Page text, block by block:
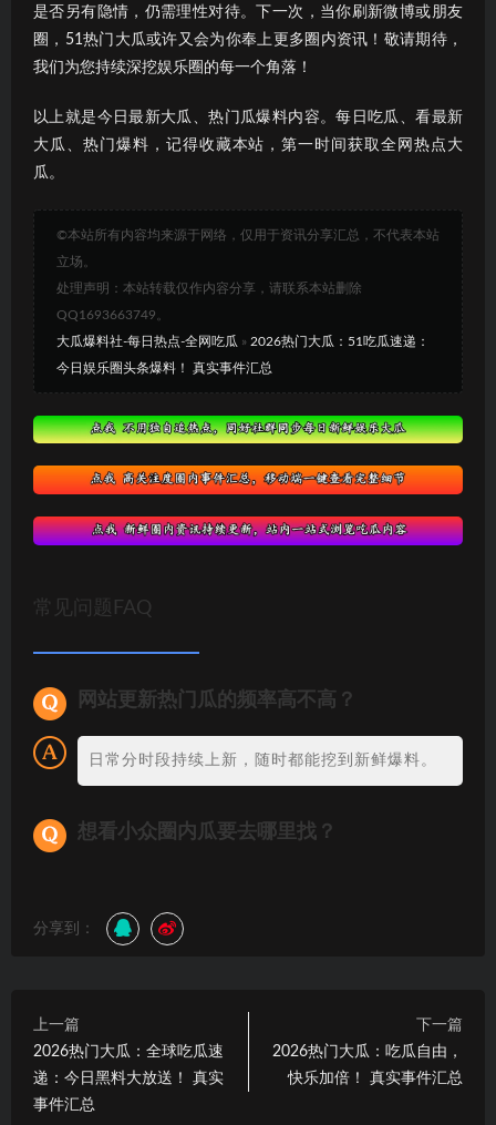
是否另有隐情，仍需理性对待。下一次，当你刷新微博或朋友
圈，51热门大瓜或许又会为你奉上更多圈内资讯！敬请期待，
我们为您持续深挖娱乐圈的每一个角落！
以上就是今日最新大瓜、热门瓜爆料内容。每日吃瓜、看最新
大瓜、热门爆料，记得收藏本站，第一时间获取全网热点大
瓜。
©本站所有内容均来源于网络，仅用于资讯分享汇总，不代表本站
立场。
处理声明：本站转载仅作内容分享，请联系本站删除
QQ1693663749。
大瓜爆料社-每日热点-全网吃瓜 » 2026热门大瓜：51吃瓜速递：
今日娱乐圈头条爆料！ 真实事件汇总
常见问题FAQ
网站更新热门瓜的频率高不高？
日常分时段持续上新，随时都能挖到新鲜爆料。
想看小众圈内瓜要去哪里找？
分享到：
上一篇
2026热门大瓜：全球吃瓜速
递：今日黑料大放送！ 真实
事件汇总
下一篇
2026热门大瓜：吃瓜自由，
快乐加倍！ 真实事件汇总